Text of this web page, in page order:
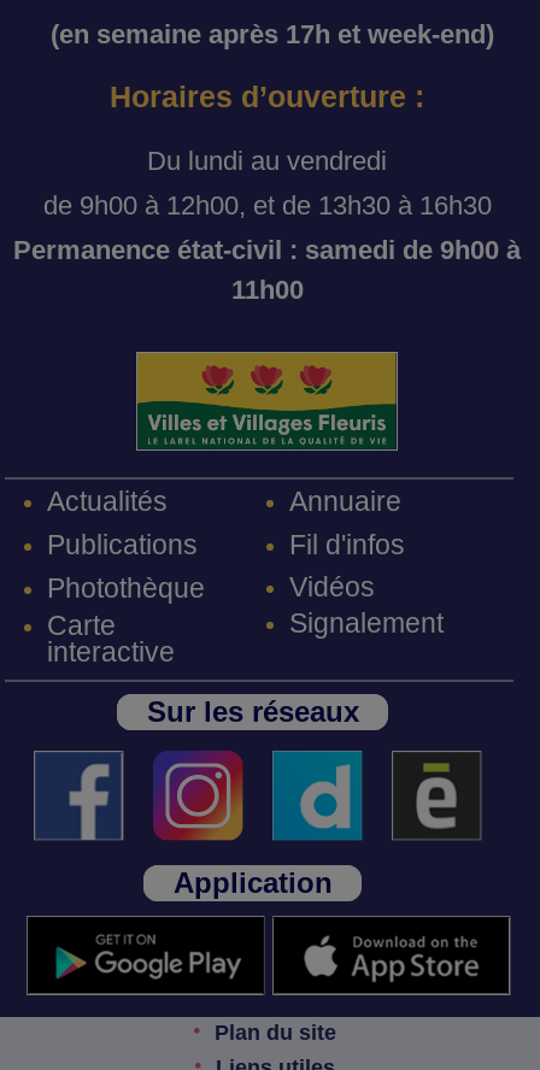
(en semaine après 17h et week-end)
Horaires d’ouverture :
Du lundi au vendredi
de 9h00 à 12h00, et de 13h30 à 16h30
Permanence état-civil : samedi de 9h00 à
11h00
Actualités
Publications
Photothèque
Carte
interactive
Annuaire
Fil d'infos
Vidéos
Signalement
Sur les réseaux
Application
Plan du site